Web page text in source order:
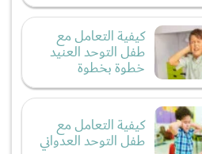
كيفية التعامل مع
طفل التوحد العنيد
خطوة بخطوة
كيفية التعامل مع
طفل التوحد العدواني